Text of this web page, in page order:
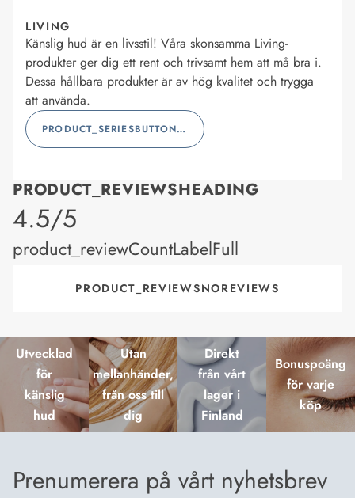
LIVING
Känslig hud är en livsstil! Våra skonsamma Living-
produkter ger dig ett rent och trivsamt hem att må bra i.
Dessa hållbara produkter är av hög kvalitet och trygga
att använda.
PRODUCT_SERIESBUTTONLABEL
PRODUCT_REVIEWSHEADING
product_rating
4.5/5
product_reviewCountLabelFull
PRODUCT_REVIEWSNOREVIEWS
Utvecklad
för
känslig
hud
Utan
mellanhänder,
från oss till
dig
Direkt
från vårt
lager i
Finland
Bonuspoäng
för varje
köp
Prenumerera på vårt nyhetsbrev